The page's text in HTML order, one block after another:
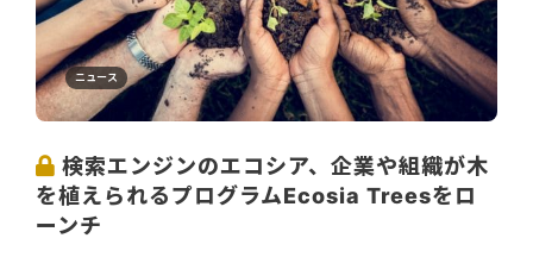
ニュース
検索エンジンのエコシア、企業や組織が木
を植えられるプログラムEcosia Treesをロ
ーンチ